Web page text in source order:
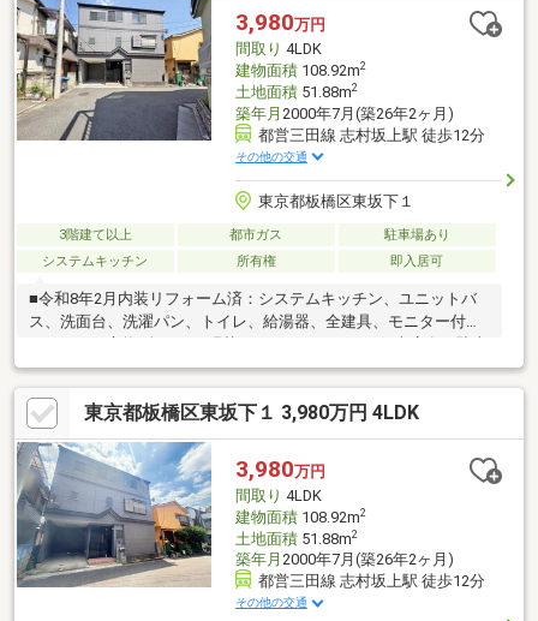
3,980万円
間取り 4LDK
建物面積108.92m2
土地面積51.88m2
築年月 2000年7月(築26年2ヶ月)
都営三田線 志村坂上駅 徒歩12分
その他の交通
東京都板橋区東坂下１
3階建て以上 都市ガス
駐車場あり
システムキッチン
所有権 即入居可
■令和8年2月内装リフォーム済：システムキッチン、ユニットバ
ス、洗面台、洗濯パン、トイレ、給湯器、全建具、モニター付イ
ンターホン交換/全クロス張替/ハウスクリーニング■車庫有（駐車
台数は車種によります）■前面道路約5mの公道に面しており、駐
車もスムーズです■全居室に収納スペースを確保■「セブンタウン
小豆沢」まで徒歩6分で毎日のお買い物に便利です！
東京都板橋区東坂下１ 3,980万円 4LDK
3,980万円
間取り 4LDK
建物面積108.92m2
土地面積51.88m2
築年月 2000年7月(築26年2ヶ月)
都営三田線 志村坂上駅 徒歩12分
その他の交通